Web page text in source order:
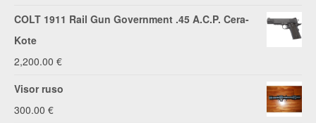
COLT 1911 Rail Gun Government .45 A.C.P. Cera-
Kote
2,200.00 €
Visor ruso
300.00 €